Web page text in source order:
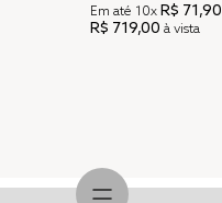
Em até 10x R$ 71,90
R$ 719,00 à vista